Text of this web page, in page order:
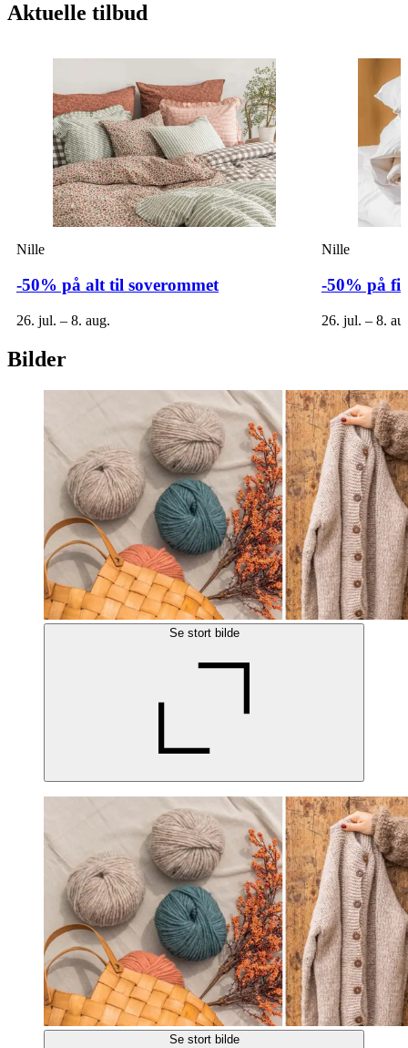
Aktuelle tilbud
Nille
-50% på alt til soverommet
26. jul. – 8. aug.
Nille
-50% på
26. jul. – 8.
Bilder
Se stort bilde
Se stort bilde